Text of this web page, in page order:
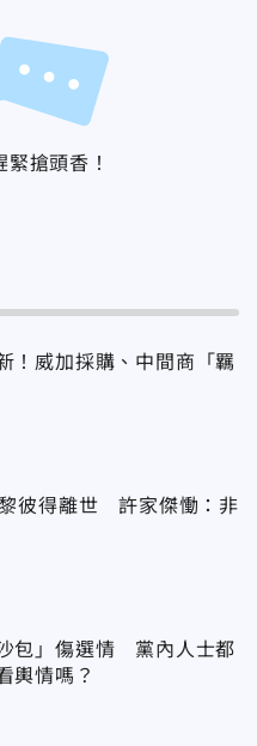
搶頭香！
！威加採購、中間商「羈
彼得離世 許家傑慟：非
包」傷選情 黨內人士都
輿情嗎？